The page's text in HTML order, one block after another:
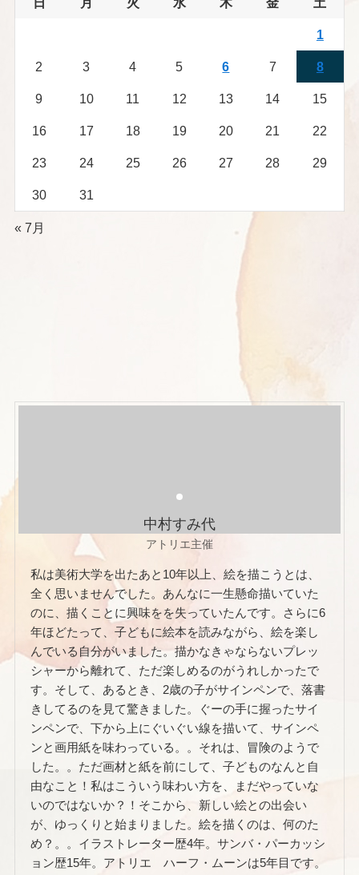
1
2 3 4 5 6 7 8
9 10 11 12 13 14 15
16 17 18 19 20 21 22
23 24 25 26 27 28 29
30 31
« 7月
中村すみ代
アトリエ主催
私は美術大学を出たあと10年以上、絵を描こうとは、
全く思いませんでした。あんなに一生懸命描いていた
のに、描くことに興味をを失っていたんです。さらに6
年ほどたって、子どもに絵本を読みながら、絵を楽し
んでいる自分がいました。描かなきゃならないプレッ
シャーから離れて、ただ楽しめるのがうれしかったで
す。そして、あるとき、2歳の子がサインペンで、落書
きしてるのを見て驚きました。ぐーの手に握ったサイ
ンペンで、下から上にぐいぐい線を描いて、サインペ
ンと画用紙を味わっている。。それは、冒険のようで
した。。ただ画材と紙を前にして、子どものなんと自
由なこと！私はこういう味わい方を、まだやっていな
いのではないか？！そこから、新しい絵との出会い
が、ゆっくりと始まりました。絵を描くのは、何のた
め？。。イラストレーター歴4年。サンバ・パーカッシ
ョン歴15年。アトリエ ハーフ・ムーンは5年目です。